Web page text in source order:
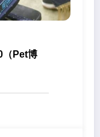
（Pet博